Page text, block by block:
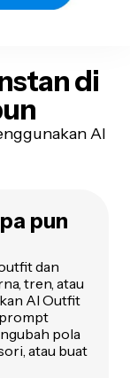
di
AI
pun
dan
tren, atau
AI Outfit
pola
atau buat